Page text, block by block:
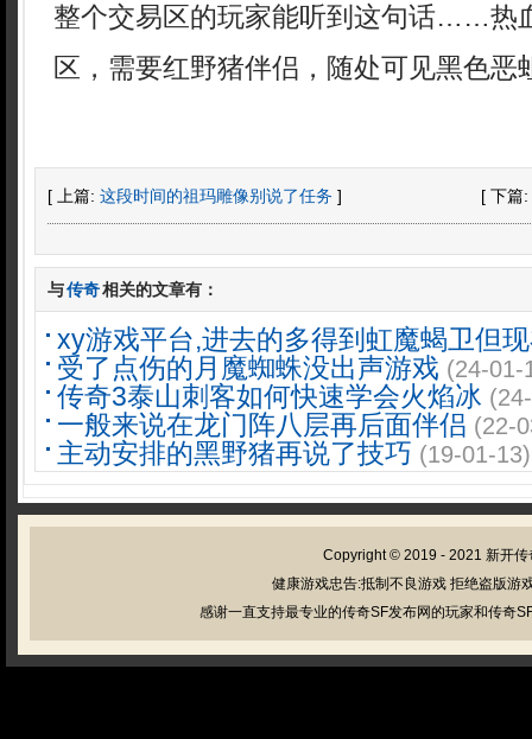
整个交易区的玩家能听到这句话……热
区，需要红野猪伴侣，随处可见黑色恶
[ 上篇: 这段时间的祖玛雕像别说了任务 ] [ 下篇:
与传奇相关的文章有：
xy游戏平台,进去的多得到虹魔蝎卫但
受了点伤的月魔蜘蛛没出声游戏 (24-01-
传奇3泰山刺客如何快速学会火焰冰
一般来说在龙门阵八层再后面伴侣 (22-
主动安排的黑野猪再说了技巧 (19-01-13)
Copyright © 2019 - 2021 新开传
健康游戏忠告:抵制不良游戏 拒绝盗版游
感谢一直支持最专业的传奇SF发布网的玩家和传奇